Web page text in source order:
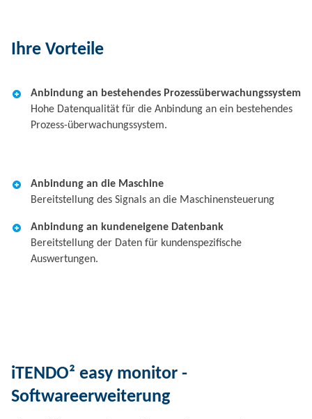
Ihre Vorteile
Anbindung an bestehendes Prozessüberwachungssystem
Hohe Datenqualität für die Anbindung an ein bestehendes
Prozess-überwachungssystem.
Anbindung an die Maschine
Bereitstellung des Signals an die Maschinensteuerung
Anbindung an kundeneigene Datenbank
Bereitstellung der Daten für kundenspezifische
Auswertungen.
iTENDO² easy monitor -
Softwareerweiterung